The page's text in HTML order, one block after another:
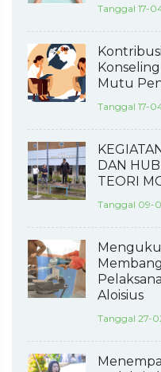
Tanggal 17-
Mutu
Tanggal 17-
DAN
TEORI
Tanggal 09-
Aloisius
Tanggal 27-